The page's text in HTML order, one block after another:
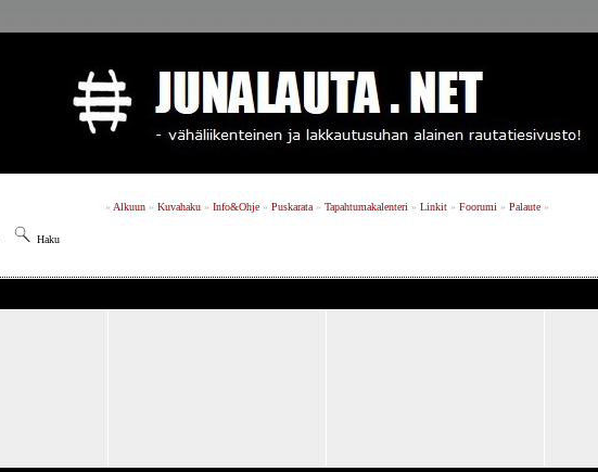
» Alkuun» Kuvahaku» Info&Ohje» Puskarata» Tapahtumakalenteri » Linkit» Foorumi » Palaute»
Haku